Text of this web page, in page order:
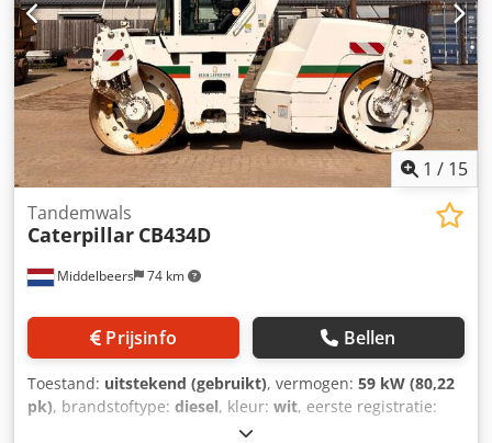
1 / 15
Middelbeers 74 km
Tandemwals
Caterpillar CB434D
Prijsinfo Bellen
Toestand: uitstekend (gebruikt), vermogen: 59 kW (80,22
pk), brandstoftype: diesel, kleur: wit, eerste registratie:
, bedrijfsturen: